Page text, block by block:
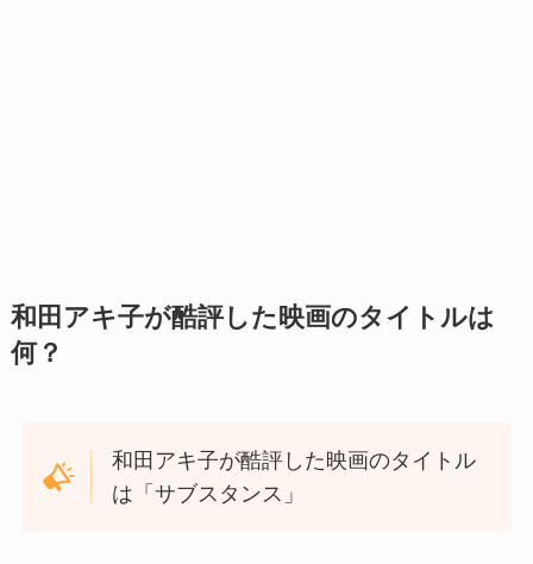
和田アキ子が酷評した映画のタイトルは
何？
和田アキ子が酷評した映画のタイトル
は「サブスタンス」